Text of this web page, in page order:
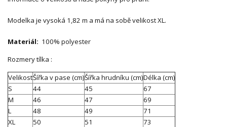
Modelka je vysoká 1,82 m a má na sobě velikost XL.
Materiál: 100% polyester
Rozmery tílka :
VelikostŠířka v pase (cm)Šířka hrudníku (cm)Délka (cm)
S
44 45
67
M
46 47
69
L
48 49
71
XL
50 51
73